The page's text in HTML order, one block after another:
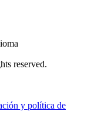
reserved.
y política de